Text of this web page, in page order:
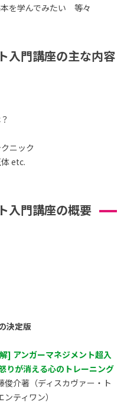
を学んでみたい 等々
入門講座の主な内容
ニック
etc.
入門講座の概要
決定版
] アンガーマネジメント超入
りが消える心のトレーニング
俊介著（ディスカヴァー・ト
ンティワン）